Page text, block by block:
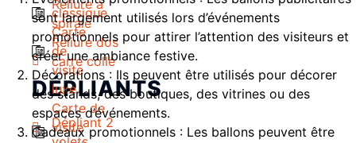
Reliure à
spirale
Reliure dos
carré collé
DÉPLIANTS
Dépliant 2
classique
Carte
de
visite
luxe
Carte de
visite
sont largement utilisés lors d’événements
promotionnels pour attirer l’attention des visiteurs et
créer une ambiance festive.
Décorations : Ils peuvent être utilisés pour décorer
des stands, des boutiques, des vitrines ou des
espaces d’événements.
Cadeaux promotionnels : Les ballons peuvent être